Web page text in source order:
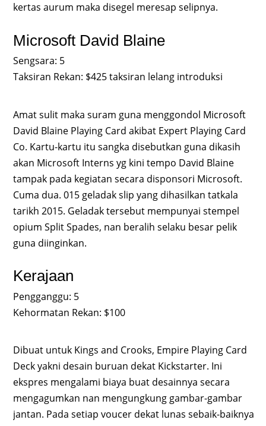
kertas aurum maka disegel meresap selipnya.
Microsoft David Blaine
Sengsara: 5
Taksiran Rekan: $425 taksiran lelang introduksi
Amat sulit maka suram guna menggondol Microsoft
David Blaine Playing Card akibat Expert Playing Card
Co. Kartu-kartu itu sangka disebutkan guna dikasih
akan Microsoft Interns yg kini tempo David Blaine
tampak pada kegiatan secara disponsori Microsoft.
Cuma dua. 015 geladak slip yang dihasilkan tatkala
tarikh 2015. Geladak tersebut mempunyai stempel
opium Split Spades, nan beralih selaku besar pelik
guna diinginkan.
Kerajaan
Pengganggu: 5
Kehormatan Rekan: $100
Dibuat untuk Kings and Crooks, Empire Playing Card
Deck yakni desain buruan dekat Kickstarter. Ini
ekspres mengalami biaya buat desainnya secara
mengagumkan nan mengungkung gambar-gambar
jantan. Pada setiap voucer dekat lunas sebaik-baiknya